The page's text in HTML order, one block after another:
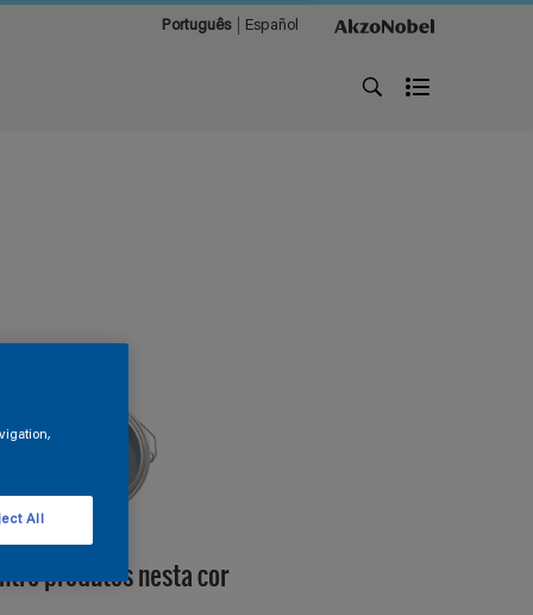
Português Español
produtos nesta cor
All